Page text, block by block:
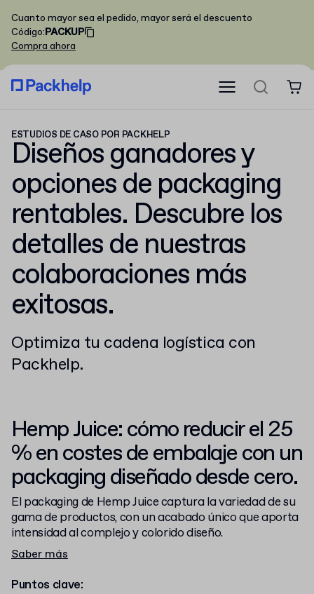
Cuanto mayor sea el pedido, mayor será el descuento
Código:PACKUP
Compra ahora
ESTUDIOS DE CASO POR PACKHELP
Diseños ganadores y
opciones de packaging
rentables. Descubre los
detalles de nuestras
colaboraciones más
exitosas.
Optimiza tu cadena logística con
Packhelp.
Hemp Juice: cómo reducir el 25
% en costes de embalaje con un
packaging diseñado desde cero.
El packaging de Hemp Juice captura la variedad de su
gama de productos, con un acabado único que aporta
intensidad al complejo y colorido diseño.
Saber más
Puntos clave: